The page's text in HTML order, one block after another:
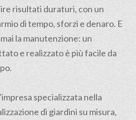
risultati duraturi, con un
di tempo, sforzi e denaro. E
la manutenzione: un
e realizzato è più facile da
specializzata nella
di giardini su misura,